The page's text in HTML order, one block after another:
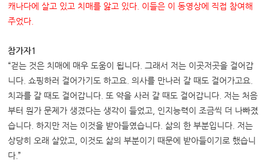
캐나다에 살고 있고 치매를 앓고 있다 이들은 이 동영상에 직접 참여해
주었다
참가자1
“걷는 것은 치매에 매우 도움이 됩니다. 그래서 저는 이곳저곳을 걸어갑
니다. 쇼핑하러 걸어가기도 하고요. 의사를 만나러 갈 때도 걸어가고요.
치과를 갈 때도 걸어갑니다. 또 약을 사러 갈 때도 걸어갑니다. 저는 처음
부터 뭔가 문제가 생겼다는 생각이 들었고, 인지능력이 조금씩 더 나빠졌
습니다. 하지만 저는 이것을 받아들였습니다. 삶의 한 부분입니다. 저는
상당히 오래 살았고, 이것도 삶의 부분이기 때문에 받아들이기로 했습니
다.”